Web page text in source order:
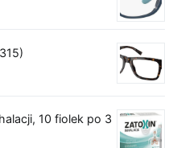
10 fiolek po 3